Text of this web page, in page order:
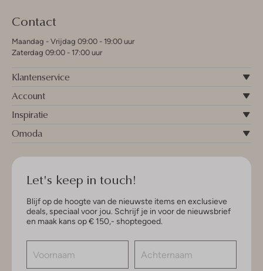
Contact
Maandag - Vrijdag 09:00 - 19:00 uur
Zaterdag 09:00 - 17:00 uur
Klantenservice
Account
Inspiratie
Omoda
Let's keep in touch!
Blijf op de hoogte van de nieuwste items en exclusieve
deals, speciaal voor jou. Schrijf je in voor de nieuwsbrief
en maak kans op € 150,- shoptegoed.